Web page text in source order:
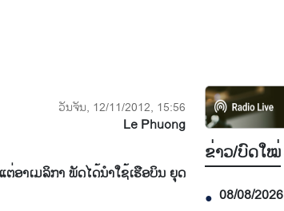
ວັນຈັນ, 12/11/2012, 15:56
Le Phuong
ອາ​ເມ​ລິ​ກາ​ ພັດ​ໄດ້​ນຳ​ໃຊ້​ເຮືອບິນ ຍຸດ​
ຂ່າວ/ບົດ​ໃໝ່
● 08/08/2026